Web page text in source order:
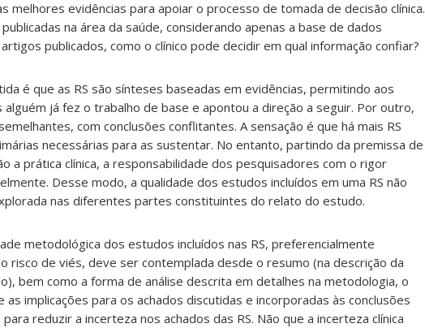
melhores evidências para apoiar o processo de tomada de decisão clínica.
na área da saúde, considerando apenas a base de dados
publicados, como o clínico pode decidir em qual informação confiar?
é que as RS são sínteses baseadas em evidências, permitindo aos
já fez o trabalho de base e apontou a direção a seguir. Por outro,
com conclusões conflitantes. A sensação é que há mais RS
necessárias para as sustentar. No entanto, partindo da premissa de
a prática clínica, a responsabilidade dos pesquisadores com o rigor
Desse modo, a qualidade dos estudos incluídos em uma RS não
nas diferentes partes constituintes do relato do estudo.
metodológica dos estudos incluídos nas RS, preferencialmente
risco de viés, deve ser contemplada desde o resumo (na descrição da
bem como a forma de análise descrita em detalhes na metodologia, o
implicações para os achados discutidas e incorporadas às conclusões
reduzir a incerteza nos achados das RS. Não que a incerteza clínica